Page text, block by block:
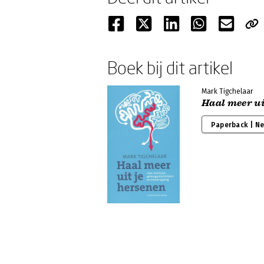
Boek bij dit artikel
Mark Tigchelaar
Haal meer
Paperback |